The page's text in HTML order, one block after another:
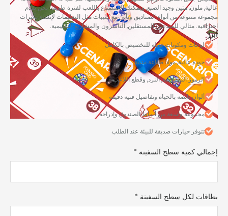
ملون, متين وجيد الصنع, ويمكنك الاستمتاع باللعب لفترة طويلة. نحن نقدم
متنوعة من أنواع الصناديق ونأتي مع كتيبات مثل التعليمات لإنشاء تأثيرات
مثالي للمبدعين المستقلين, الناشرون والمشاريع التعليمية.
لوحات ومكونات قابلة للتخصيص بالكامل
جودة عالية, مواد طباعة متينة
الرموز المخصصة, النرد, وقطع اللاعب
ألوان نابضة بالحياة وتفاصيل فنية دقيقة
مجموعة واسعة من أنماط الصندوق وإدراجه
تتوفر خيارات صديقة للبيئة عند الطلب
كمية سطح السفينة *
لكل سطح السفينة *